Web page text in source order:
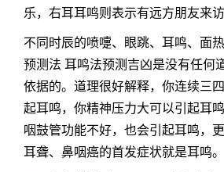
乐，右耳耳鸣则表示有远方朋友来
不同时辰的喷嚏、眼跳、耳鸣、面
预测法 耳鸣法预测吉凶是没有任何
依据的。道理很好解释，你连续三
起耳鸣，你精神压力大可以引起耳
咽鼓管功能不好，也会引起耳鸣，
耳聋、鼻咽癌的首发症状就是耳鸣。